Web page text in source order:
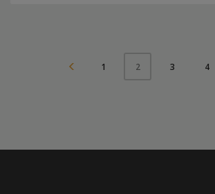
1 2 3 4